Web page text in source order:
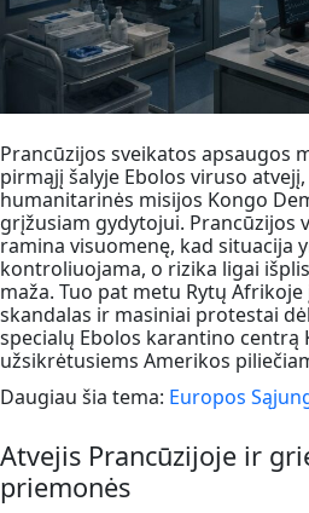
Prancūzijos sveikatos apsaugos
pirmąjį šalyje Ebolos viruso
humanitarinės misijos Kongo
grįžusiam gydytojui. Prancūzijos
ramina visuomenę, kad situacija
kontroliuojama, o rizika ligai
maža. Tuo pat metu Rytų
skandalas ir masiniai protestai
specialų Ebolos karantino centrą
užsikrėtusiems Amerikos
Daugiau šia tema: Europos
Atvejis Prancūzijoje ir
priemonės